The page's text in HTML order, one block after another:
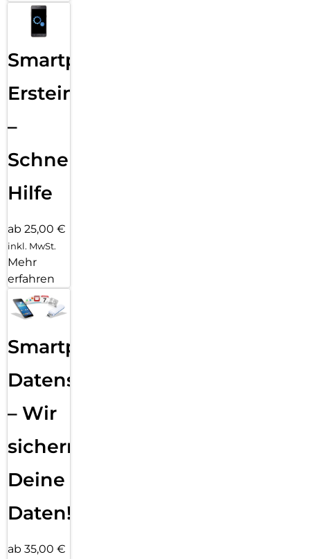
Smartphone
Ersteinrichtung
–
Schnelle
Hilfe
ab 25,00 €
inkl. MwSt.
Mehr
erfahren
Smartphone
Datensicherung
– Wir
sichern
Deine
Daten!
ab 35,00 €